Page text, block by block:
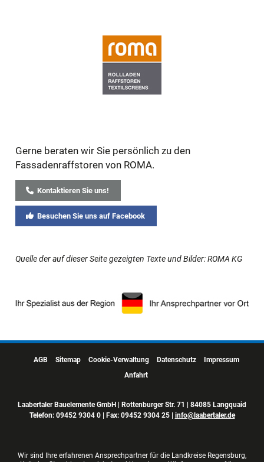
Gerne beraten wir Sie persönlich zu den
Fassadenraffstoren von ROMA.
Kontaktieren Sie uns!
Besuchen Sie uns auf Facebook
Quelle der auf dieser Seite gezeigten Texte und Bilder: ROMA KG
AGB Sitemap Cookie-Verwaltung Datenschutz
Impressum
Anfahrt
Laabertaler Bauelemente GmbH | Rottenburger Str. 71 | 84085 Langquaid
Telefon: 09452 9304 0| Fax: 09452 9304 25 | info@laabertaler.de
Wir sind Ihre erfahrenen Ansprechpartner für die Landkreise Regensburg,